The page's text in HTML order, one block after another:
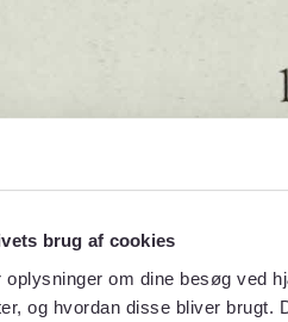
brug af cookies
oplysninger om dine besøg ved
og hvordan disse bliver